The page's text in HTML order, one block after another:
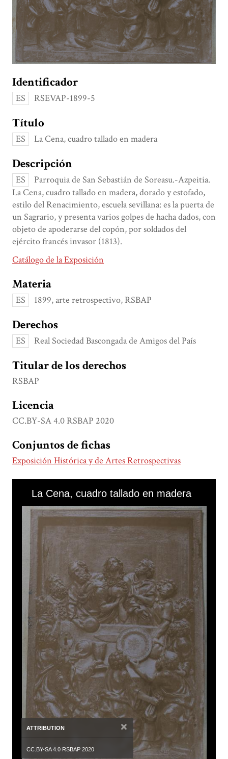
Identificador
ES RSEVAP-1899-5
Título
ES La Cena, cuadro tallado en madera
Descripción
ES
Parroquia de San Sebastián de Soreasu.-Azpeitia.
La Cena, cuadro tallado en madera, dorado y estofado,
estilo del Renacimiento, escuela sevillana: es la puerta de
un Sagrario, y presenta varios golpes de hacha dados, con
objeto de apoderarse del copón, por soldados del
ejército francés invasor (1813).
Catálogo de la Exposición
Materia
ES 1899, arte retrospectivo, RSBAP
Derechos
ES Real Sociedad Bascongada de Amigos del País
Titular de los derechos
RSBAP
Licencia
CC.BY-SA 4.0 RSBAP 2020
Conjuntos de fichas
Exposición Histórica y de Artes Retrospectivas
Media Viewer
La Cena, cuadro tallado en madera
ATTRIBUTION ×
CC.BY-SA 4.0 RSBAP 2020